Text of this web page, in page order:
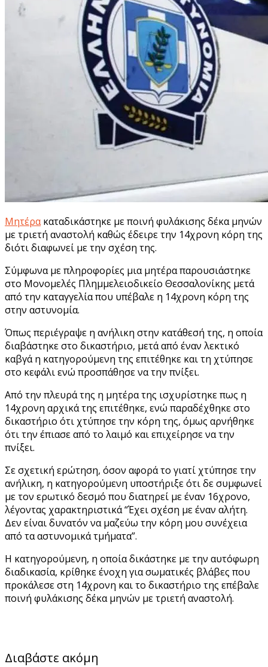
Μητέρακαταδικάστηκε με ποινή φυλάκισης δέκα μηνών
με τριετή αναστολή καθώς έδειρε την 14χρονη κόρη της
διότι διαφωνεί με την σχέση της.
Σύμφωνα με πληροφορίες μια μητέρα παρουσιάστηκε
στο Μονομελές Πλημμελειοδικείο Θεσσαλονίκης μετά
από την καταγγελία που υπέβαλε η 14χρονη κόρη της
στην αστυνομία.
Όπως περιέγραψε η ανήλικη στην κατάθεσή της, η οποία
διαβάστηκε στο δικαστήριο, μετά από έναν λεκτικό
καβγά η κατηγορούμενη της επιτέθηκε και τη χτύπησε
στο κεφάλι ενώ προσπάθησε να την πνίξει.
Από την πλευρά της η μητέρα της ισχυρίστηκε πως η
14χρονη αρχικά της επιτέθηκε, ενώ παραδέχθηκε στο
δικαστήριο ότι χτύπησε την κόρη της, όμως αρνήθηκε
ότι την έπιασε από το λαιμό και επιχείρησε να την
πνίξει.
Σε σχετική ερώτηση, όσον αφορά το γιατί χτύπησε την
ανήλικη, η κατηγορούμενη υποστήριξε ότι δε συμφωνεί
με τον ερωτικό δεσμό που διατηρεί με έναν 16χρονο,
λέγοντας χαρακτηριστικά “Έχει σχέση με έναν αλήτη.
Δεν είναι δυνατόν να μαζεύω την κόρη μου συνέχεια
από τα αστυνομικά τμήματα”.
Η κατηγορούμενη, η οποία δικάστηκε με την αυτόφωρη
διαδικασία, κρίθηκε ένοχη για σωματικές βλάβες που
προκάλεσε στη 14χρονη και το δικαστήριο της επέβαλε
ποινή φυλάκισης δέκα μηνών με τριετή αναστολή.
Διαβάστε ακόμη